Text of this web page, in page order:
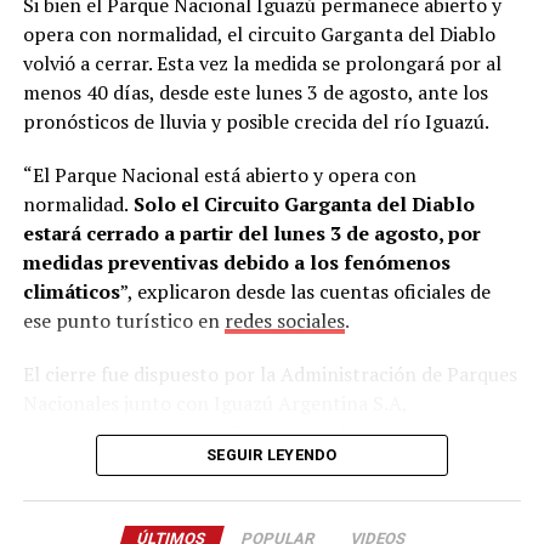
cubriera los pasajes aéreos.La propuesta fue aceptada
de inmediato.
“Mi esposa es profesora de alemán en una escuela
técnica. Esa misma noche la llamé desde Alemania y
hacerlo’”, recordó.
Estudiar alemán para llegar a Alemania
Al regresar aMisiones, Lory conversó con Skölfman y
Burger, quienes aceptaron el desafío y comenzaron a
poco asustados, enseguida se adaptaron. En Deula
tienen experiencia trabajando con extranjeros”, señaló.
opera con normalidad, el circuito Garganta del Diablo
volvió a cerrar. Esta vez la medida se prolongará por al
menos 40 días, desde este lunes 3 de agosto, ante los
pronósticos de lluvia y posible crecida del río Iguazú.
“El Parque Nacional está abierto y opera con
normalidad. Solo el Circuito Garganta del Diablo
estará cerrado a partir del lunes 3 de agosto, por
medidas preventivas debido a los fenómenos
climáticos”, explicaron desde las cuentas oficiales de
ese punto turístico en redes sociales.
El cierre fue dispuesto por la Administración de Parques
concesionaria del Área Cataratas, sobre la base de
informes climáticos e hidrológicos.
SEGUIR LEYENDO
ÚLTIMOS POPULAR VIDEOS